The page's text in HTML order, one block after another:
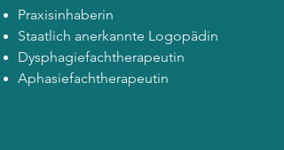
Praxisinhaberin
Staatlich anerkannte Logopädin
Dysphagiefachtherapeutin
Aphasiefachtherapeutin